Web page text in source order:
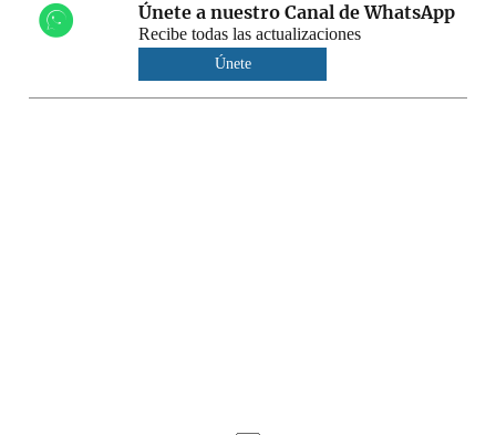
Únete a nuestro Canal de WhatsApp
Recibe todas las actualizaciones
Únete